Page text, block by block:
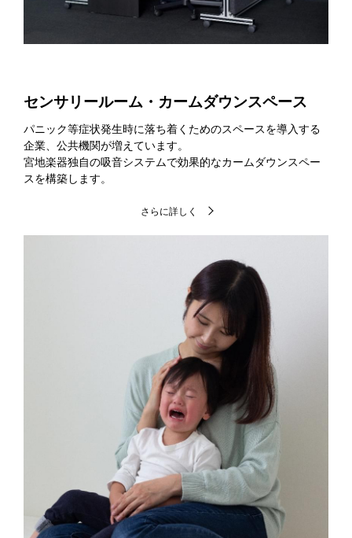
センサリールーム・カームダウンスペース
パニック等症状発生時に落ち着くためのスペースを導入する
企業、公共機関が増えています。
宮地楽器独自の吸音システムで効果的なカームダウンスペー
スを構築します。
さらに詳しく